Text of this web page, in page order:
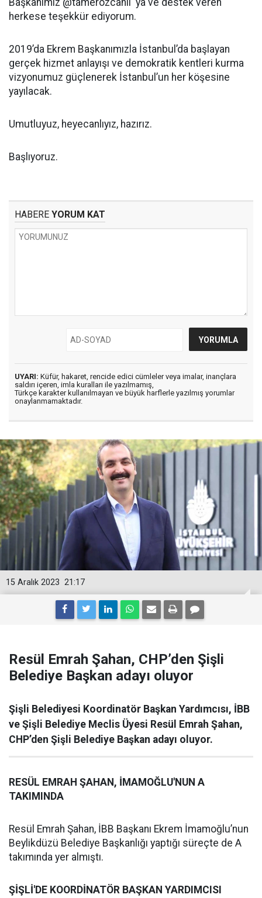
herkese teşekkür ediyorum.
2019’da Ekrem Başkanımızla İstanbul’da başlayan
gerçek hizmet anlayışı ve demokratik kentleri kurma
vizyonumuz güçlenerek İstanbul’un her köşesine
yayılacak.
Umutluyuz, heyecanlıyız, hazırız.
Başlıyoruz.
HABERE YORUM KAT
UYARI: Küfür, hakaret, rencide edici cümleler veya imalar, inançlara
saldırı içeren, imla kuralları ile yazılmamış,
Türkçe karakter kullanılmayan ve büyük harflerle yazılmış yorumlar
onaylanmamaktadır.
21:17
15 Aralık 2023
Resül Emrah Şahan, CHP’den Şişli
Belediye Başkan adayı oluyor
Şişli Belediyesi Koordinatör Başkan Yardımcısı, İBB
ve Şişli Belediye Meclis Üyesi Resül Emrah Şahan,
CHP’den Şişli Belediye Başkan adayı oluyor.
RESÜL EMRAH ŞAHAN, İMAMOĞLU'NUN A
TAKIMINDA
Resül Emrah Şahan, İBB Başkanı Ekrem İmamoğlu’nun
Beylikdüzü Belediye Başkanlığı yaptığı süreçte de A
takımında yer almıştı.
ŞİŞLİ'DE KOORDİNATÖR BAŞKAN YARDIMCISI